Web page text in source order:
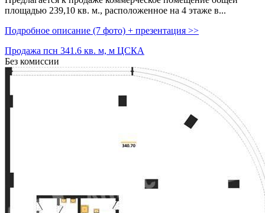
площадью 239,­10 кв. м.,­ расположенное на 4 этаже в...
Подробное описание (7 фото) + презентация >>
Продажа псн 341.6 кв. м, м ЦСКА
Без комиссии